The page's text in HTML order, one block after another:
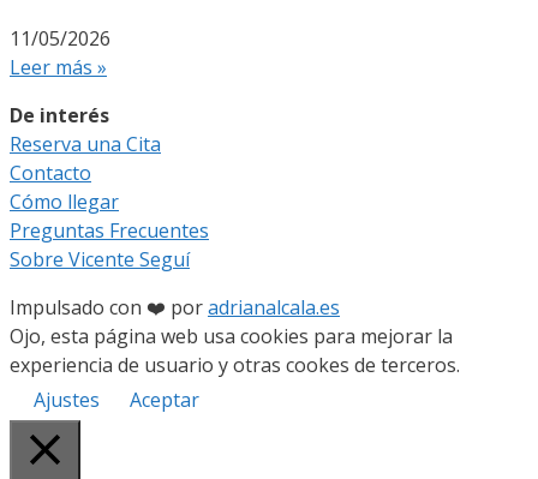
11/05/2026
Leer más »
De interés
Reserva una Cita
Contacto
Cómo llegar
Preguntas Frecuentes
Sobre Vicente Seguí
Impulsado con ❤️ poradrianalcala.es
Ojo, esta página web usa cookies para mejorar la
experiencia de usuario y otras cookes de terceros.
Ajustes
Aceptar